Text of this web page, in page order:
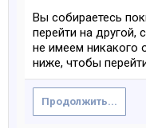
Вы собираетесь
перейти на другой,
не имеем никакого
ниже, чтобы
Продолжить...